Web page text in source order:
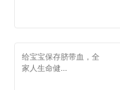
给宝宝保存脐带血，全
家人生命健...